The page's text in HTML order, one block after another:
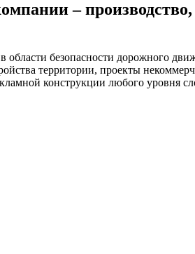
–
безопасности дорожного
территории, проекты
конструкции любого уровня